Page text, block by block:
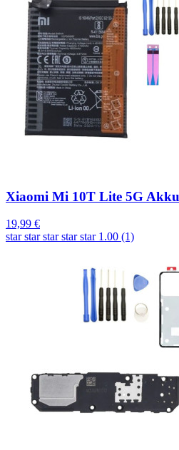
Xiaomi Mi 10T Lite 5G
19,99 €
star star star star star 1.00 (1)